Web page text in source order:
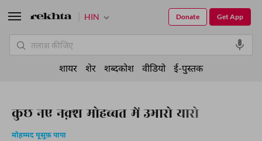
कुछ नए नक़्श मोहब्बत में उभारो यारो
मोहम्मद यूसुफ़ पापा
HIN Get App
Donate
शायर शेर शब्दकोश वीडियो ई-पुस्तक